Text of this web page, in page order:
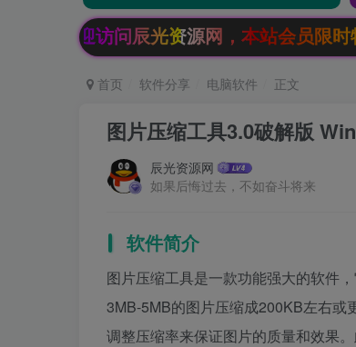
网，本站会员限时特惠，SVIP终生会员
首页 软件分享 电脑软件 正文
图片压缩工具3.0破解版
辰光资源网
如果后悔过去，不如奋斗将来
软件简介
图片压缩工具是一款功能强大的软件
3MB-5MB的图片压缩成200KB左右或
调整压缩率来保证图片的质量和效果